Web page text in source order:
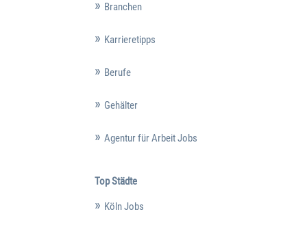
Branchen
Karrieretipps
Berufe
Gehälter
Agentur für Arbeit Jobs
Top Städte
Köln Jobs